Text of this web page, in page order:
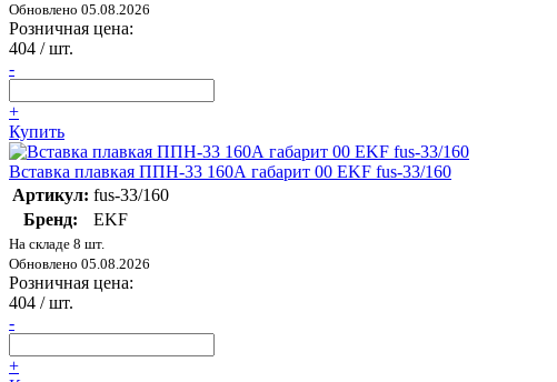
Обновлено 05.08.2026
Розничная цена:
404 / шт.
-
+
Купить
Вставка плавкая ППН-33 160А габарит 00 EKF fus-33/160
Артикул: fus-33/160
Бренд:
EKF
На складе 8 шт.
Обновлено 05.08.2026
Розничная цена:
404 / шт.
-
+